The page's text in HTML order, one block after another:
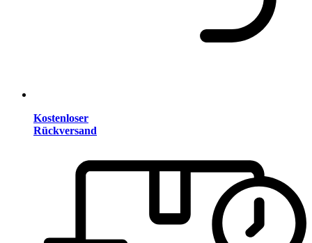
Kostenloser
Rückversand